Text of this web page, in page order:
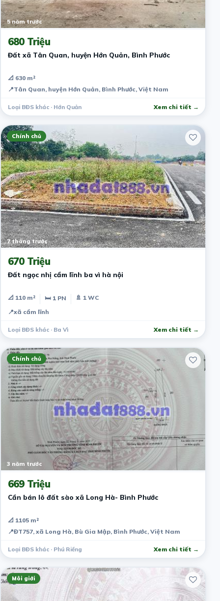
5 năm trước
680 Triệu
Đất xã Tân Quan, huyện Hớn Quản, Bình Phước
📐 630 m²
📍Tân Quan, huyện Hớn Quản, Bình Phước, Việt Nam
Loại BĐS khác · Hớn Quản Xem chi tiết →
Chính chủ
7 tháng trước
670 Triệu
Đất ngọc nhị cẩm lĩnh ba vì hà nội
📐 110 m² 🛏 1 PN
🚿 1 WC
📍xã cẩm lĩnh
Loại BĐS khác · Ba Vì Xem chi tiết →
Chính chủ
3 năm trước
669 Triệu
Cần bán lô đất sào xã Long Hà- Bình Phước
📐 1105 m²
📍ĐT757, xã Long Hà, Bù Gia Mập, Bình Phước, Việt Nam
Loại BĐS khác · Phú Riềng Xem chi tiết →
Môi giới